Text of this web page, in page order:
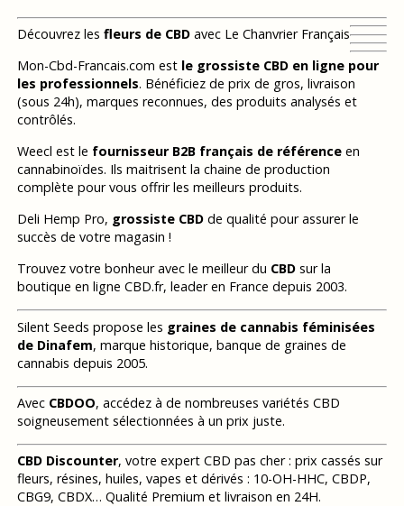
Découvrez les fleurs de CBDavec Le Chanvrier Français
Mon-Cbd-Francais.com est le grossiste CBD en ligne pour
les professionnels. Bénéficiez de prix de gros, livraison
(sous 24h), marques reconnues, des produits analysés et
contrôlés.
Weecl est le fournisseur B2B français de référenceen
cannabinoïdes. Ils maitrisent la chaine de production
complète pour vous offrir les meilleurs produits.
Deli Hemp Pro, grossiste CBDde qualité pour assurer le
succès de votre magasin !
Trouvez votre bonheur avec le meilleur du CBDsur la
boutique en ligne CBD.fr, leader en France depuis 2003.
Silent Seeds propose les graines de cannabis féminisées
de Dinafem, marque historique, banque de graines de
cannabis depuis 2005.
Avec CBDOO, accédez à de nombreuses variétés CBD
soigneusement sélectionnées à un prix juste.
CBD Discounter, votre expert CBD pas cher : prix cassés sur
fleurs, résines, huiles, vapes et dérivés : 10-OH-HHC, CBDP,
CBG9, CBDX… Qualité Premium et livraison en 24H.